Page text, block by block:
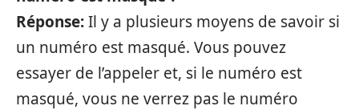
Réponse:Il y a plusieurs moyens de savoir si
un numéro est masqué. Vous pouvez
essayer de l’appeler et, si le numéro est
masqué, vous ne verrez pas le numéro